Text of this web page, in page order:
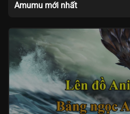
Amumu mới nhất